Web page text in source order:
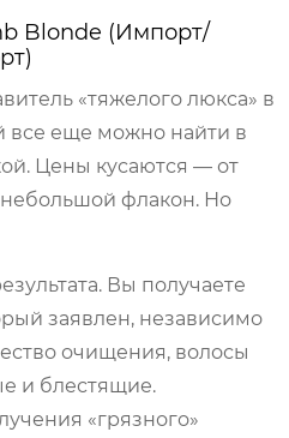
Blonde (Импорт/
«тяжелого люкса» в
все еще можно найти в
Цены кусаются — от
небольшой флакон. Но
Вы получаете
заявлен, независимо
очищения, волосы
и блестящие.
«грязного»